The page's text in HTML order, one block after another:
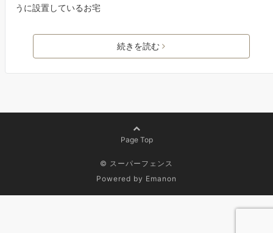
うに設置しているお宅
続きを読む
Page Top
© スーパーフェンス
Powered by Emanon